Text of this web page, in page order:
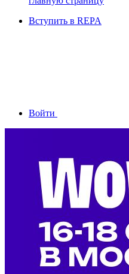
Вступить в REPA
Войти